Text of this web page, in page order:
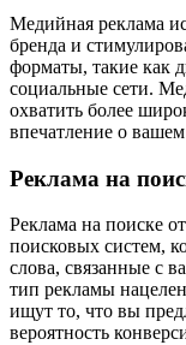
Медийная реклама
бренда и
форматы, такие как
социальные сети.
охватить более
впечатление о
Реклама на
Реклама на поиске
поисковых систем,
слова, связанные с
тип рекламы
ищут то, что вы
вероятность